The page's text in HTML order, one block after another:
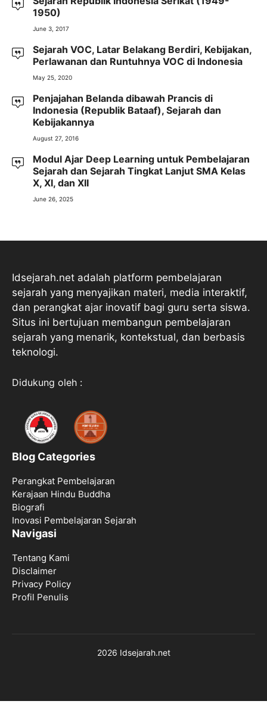
1950)
June 3, 2017
Sejarah VOC, Latar Belakang Berdiri, Kebijakan,
Perlawanan dan Runtuhnya VOC di Indonesia
May 25, 2020
Penjajahan Belanda dibawah Prancis di
Indonesia (Republik Bataaf), Sejarah dan
Kebijakannya
August 27, 2016
Modul Ajar Deep Learning untuk Pembelajaran
Sejarah dan Sejarah Tingkat Lanjut SMA Kelas
X, XI, dan XII
June 26, 2025
Idsejarah.net adalah platform pembelajaran
sejarah yang menyajikan materi, media interaktif,
dan perangkat ajar inovatif bagi guru serta siswa.
Situs ini bertujuan membangun pembelajaran
sejarah yang menarik, kontekstual, dan berbasis
teknologi.
Didukung oleh :
Blog Categories
Perangkat Pembelajaran
Kerajaan Hindu Buddha
Biografi
Inovasi Pembelajaran Sejarah
Navigasi
Tentang Kami
Disclaimer
Privacy Policy
Profil Penulis
2026 Idsejarah.net